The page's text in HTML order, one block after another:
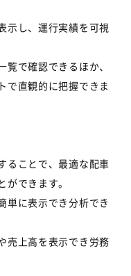
示し、運行実績を可視
で確認できるほか、
で直観的に把握できま
ることで、最適な配車
できます。
単に表示でき分析でき
売上高を表示でき労務